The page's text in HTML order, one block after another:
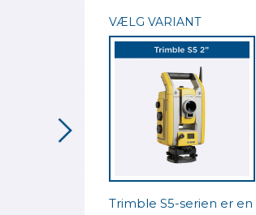
VÆLG VARIANT
Trimble S5-serien er